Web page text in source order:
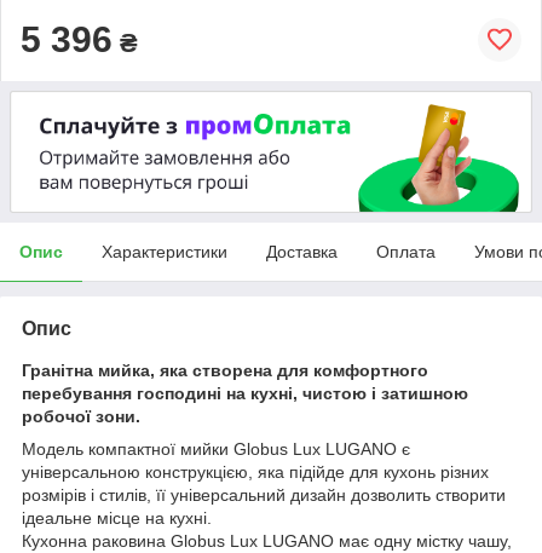
5 396 ₴
Опис Характеристики Доставка Оплата Умови
Опис
Гранітна мийка, яка створена для комфортного
перебування господині на кухні, чистою і затишною
робочої зони.
Модель компактної мийки Globus Lux LUGANO є
універсальною конструкцією, яка підійде для кухонь різних
розмірів і стилів, її універсальний дизайн дозволить створити
ідеальне місце на кухні.
Кухонна раковина Globus Lux LUGANO має одну містку чашу,